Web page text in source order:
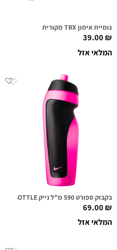
גומיית אימון TRX מקורית
39.00₪
המלאי אזל
בקבוק ספורט 590 מ"ל נייק NIKE WATER BOTTLE ורוד/שחור
69.00₪
המלאי אזל